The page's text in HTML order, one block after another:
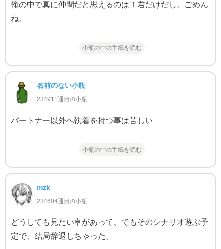
俺の中で真に仲間だと思えるのはＴ君だけだし。ごめん
ね。
小瓶の中の手紙を読む
名前のない小瓶
234911通目の小瓶
パートナー以外へ執着を持つ事は苦しい
小瓶の中の手紙を読む
mzk
234604通目の小瓶
どうしても見たい卓があって、でもそのシナリオ遊ぶ予
定で、結局辞退しちゃった。